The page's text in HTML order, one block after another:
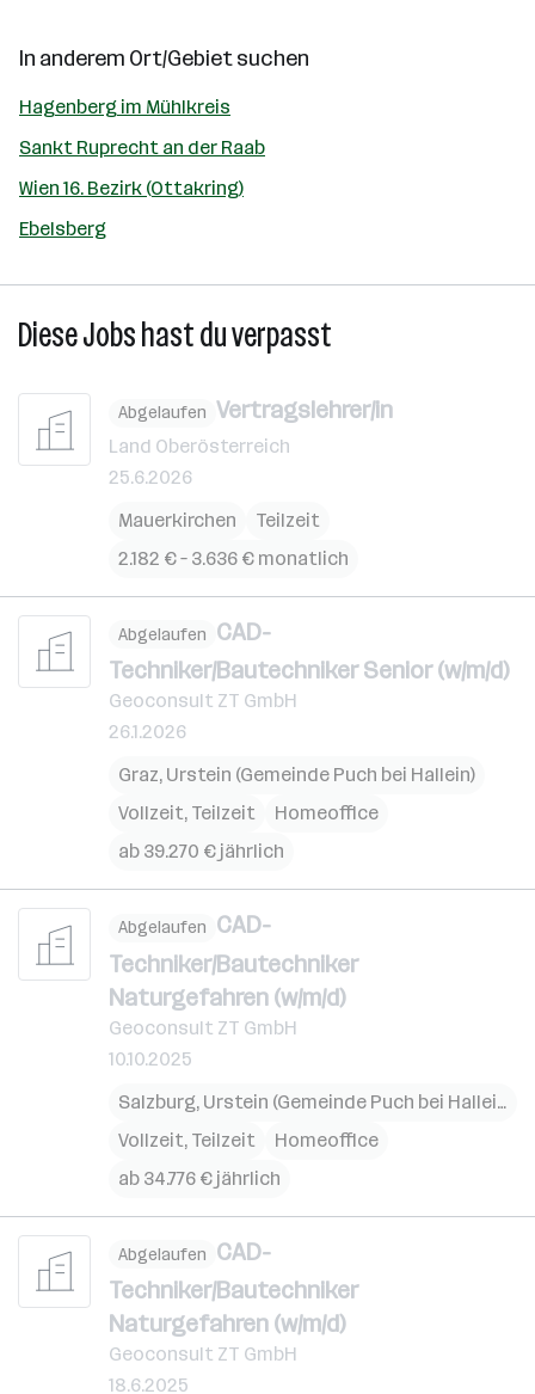
In anderem Ort/Gebiet suchen
Hagenberg im Mühlkreis
Sankt Ruprecht an der Raab
Wien 16. Bezirk (Ottakring)
Ebelsberg
Diese Jobs hast du verpasst
Abgelaufen Vertragslehrer/in
Land Oberösterreich
25.6.2026
Mauerkirchen
Teilzeit
2.182 € – 3.636 € monatlich
Abgelaufen CAD-
Techniker/Bautechniker Senior (w/m/d)
Geoconsult ZT GmbH
26.1.2026
Graz, Urstein (Gemeinde Puch bei Hallein)
Vollzeit, Teilzeit
Homeoffice
ab 39.270 € jährlich
Abgelaufen CAD-
Techniker/Bautechniker
Naturgefahren (w/m/d)
Geoconsult ZT GmbH
10.10.2025
Salzburg, Urstein (Gemeinde Puch bei Hallein)
Vollzeit, Teilzeit
Homeoffice
ab 34.776 € jährlich
Abgelaufen CAD-
Techniker/Bautechniker
Naturgefahren (w/m/d)
Geoconsult ZT GmbH
18.6.2025